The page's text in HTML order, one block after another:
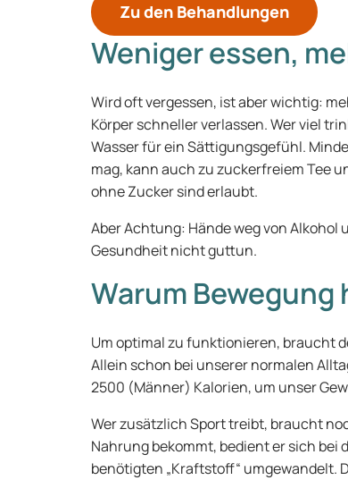
Zu den Behandlungen
Weniger essen,
Wird oft vergessen, ist aber wichtig:
Körper schneller verlassen. Wer viel
Wasser für ein Sättigungsgefühl.
mag, kann auch zu zuckerfreiem Tee
ohne Zucker sind erlaubt.
Aber Achtung: Hände weg von
Gesundheit nicht guttun.
Warum Bewegung
Um optimal zu funktionieren, braucht
Allein schon bei unserer normalen
2500 (Männer) Kalorien, um unser
Wer zusätzlich Sport treibt, braucht
Nahrung bekommt, bedient er sich bei
benötigten „Kraftstoff“ umgewandelt.